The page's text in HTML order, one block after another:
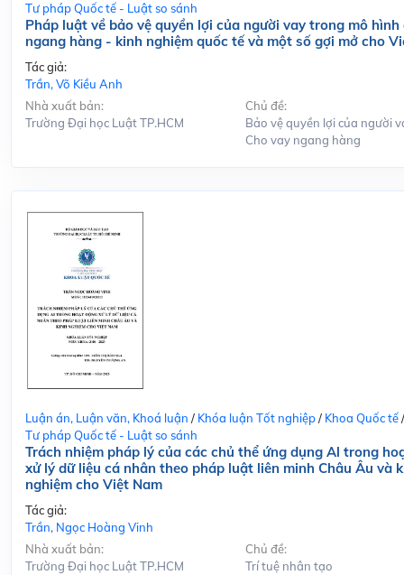
Tư pháp Quốc tế - Luật so sánh
Pháp luật về bảo vệ quyền lợi của người vay trong mô hình
ngang hàng - kinh nghiệm quốc tế và một số gợi mở cho
Tác giả:
Trần, Võ Kiều Anh
Nhà xuất bản:
Trường Đại học Luật TP.HCM
Chủ đề:
Bảo vệ quyền lợi của người
Cho vay ngang hàng
Luận án, Luận văn, Khoá luận / Khóa luận Tốt nghiệp/ Khoa Quốc tế/
Tư pháp Quốc tế - Luật so sánh
Trách nhiệm pháp lý của các chủ thể ứng dụng Al trong
xử lý dữ liệu cá nhân theo pháp luật liên minh Châu Âu và
nghiệm cho Việt Nam
Tác giả:
Trần, Ngọc Hoàng Vinh
Nhà xuất bản:
Trường Đại học Luật TP.HCM
Chủ đề:
Trí tuệ nhân tạo